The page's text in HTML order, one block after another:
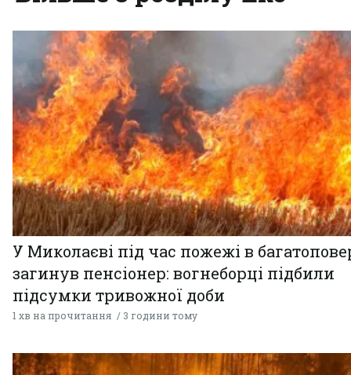
У Миколаєві під час пожежі в
загинув пенсіонер: вогнеборці підбили
підсумки тривожної доби
1 хв на прочитання 3 години тому